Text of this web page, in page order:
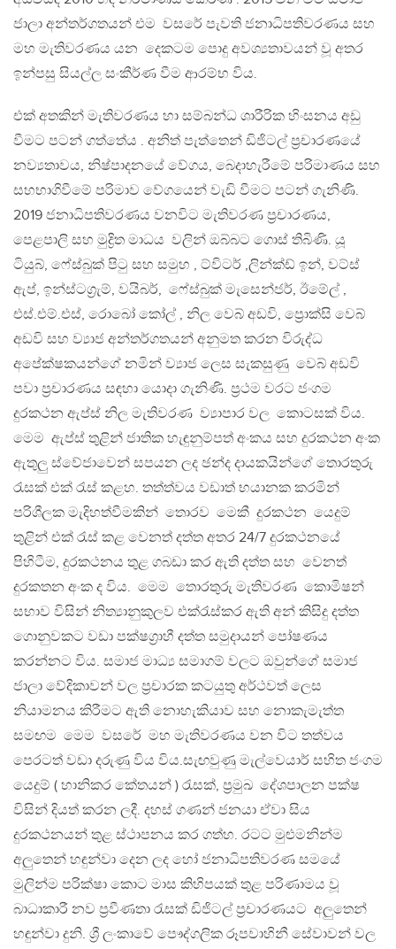
ජාලා අන්තර්ගතයන් එම වසරේ පැවති ජනාධිපතිවරණය සහ
මහ මැතිවරණය යන දෙකටම පොදු අවශ්‍යතාවයන් වූ අතර
ඉන්පසු සියල්ල සංකීර්ණ වීම ආරම්භ විය.
එක් අතකින් මැතිවරණය හා සම්බන්ධ ශාරීරික හිංසනය අඩු
වීමට පටන් ගත්තේය . අනිත් පැත්තෙන් ඩිජිටල් ප්‍රචාරණයේ
නව්‍යතාවය, නිෂ්පාදනයේ වේගය, බෙදාහැරීමේ පරිමාණය සහ
සහභාගිවීමේ පරිමාව වේගයෙන් වැඩි වීමට පටන් ගැනිණි.
2019 ජනාධිපතිවරණය වනවිට මැතිවරණ ප්‍රචාරණය,
පෙළපාලි සහ මුද්‍රිත මාධය වලින් ඔබ්බට ගොස් තිබිණි. යූ
ටියුබ්, ෆේස්බුක් පිටු සහ සමුහ , ට්විටර් ,ලින්ක්ඩ් ඉන්, වට්ස්
ඇප්, ඉන්ස්ටග්‍රැම්, වයිබර්, ෆේස්බුක් මැසෙන්ජර්, ඊමේල් ,
එස්.එම්.එස්, රොබෝ කෝල් , නිල වෙබ් අඩවි, ප්‍රොක්සි වෙබ්
අඩවි සහ ව්‍යාජ අන්තර්ගතයන් අනුමත කරන විරුද්ධ
අපේක්ෂකයන්ගේ නමින් ව්‍යාජ ලෙස සැකසුණු වෙබ් අඩවි
පවා ප්‍රචාරණය සඳහා යොදා ගැනිණි. ප්‍රථම වරට ජංගම
දුරකථන ඇප්ස් නිල මැතිවරණ ව්‍යාපාර වල කොටසක් විය.
මෙම ඇප්ස් තුළින් ජාතික හැඳුනුම්පත් අංකය සහ දුරකථන අංක
ඇතුලු ස්වේජාවෙන් සපයන ලද ඡන්ද දායකයින්ගේ තොරතුරු
රැසක් එක් රැස් කළහ. තත්ත්වය වඩාත් භයානක කරමින්
පරිශීලක මැදිහත්වීමකින් තොරව මෙකී දුරකථන යෙදුම්
තුළින් එක් රැස් කළ වෙනත් දත්ත අතර 24/7 දුරකථනයේ
පිහිටීම, දුරකථනය තුළ ගබඩා කර ඇති දත්ත සහ වෙනත්
දුරකතන අංක ද විය. මෙම තොරතුරු මැතිවරණ කොමිෂන්
සභාව විසින් නිත්‍යානුකුලව එක්රැස්කර ඇති අන් කිසිදු දත්ත
ගොනුවකට වඩා පක්ෂග්‍රාහී දත්ත සමුදායන් පෝෂණය
කරන්නට විය. සමාජ මාධ්‍ය සමාගම් වලට ඔවුන්ගේ සමාජ
ජාලා වේදිකාවන් වල ප්‍රචාරක කටයුතු අර්ථවත් ලෙස
නියාමනය කිරීමට ඇති නොහැකියාව සහ නොකැමැත්ත
සමඟම මෙම වසරේ මහ මැතිවරණය වන විට තත්වය
පෙරටත් වඩා දරුණු විය විය.සැඟවුණු මැල්වෙයාර් සහිත ජංගම
යෙදුම් ( හානිකර කේතයන් ) රැසක්, ප්‍රමුඛ දේශපාලන පක්ෂ
විසින් දියත් කරන ලදී. දහස් ගණන් ජනයා ඒවා සිය
දුරකථනයන් තුළ ස්ථාපනය කර ගත්හ. රටට මුළුමනින්ම
අලුතෙන් හඳුන්වා දෙන ලද හෝ ජනාධිපතිවරණ සමයේ
මුලින්ම පරික්ෂා කොට මාස කිහිපයක් තුළ පරිණාමය වූ
බාධාකාරී නව ප්‍රවීණතා රැසක් ඩිජිටල් ප්‍රචාරණයට අලුතෙන්
හඳුන්වා දුනි. ශ්‍රී ලංකාවේ පෞද්ගලික රූපවාහිනී සේවාවන් වල